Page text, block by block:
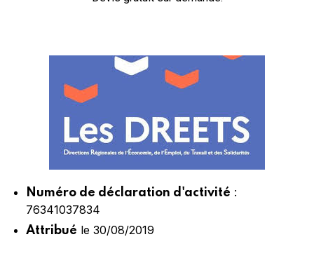
Numéro de déclaration d'activité :
76341037834
Attribué le 30/08/2019